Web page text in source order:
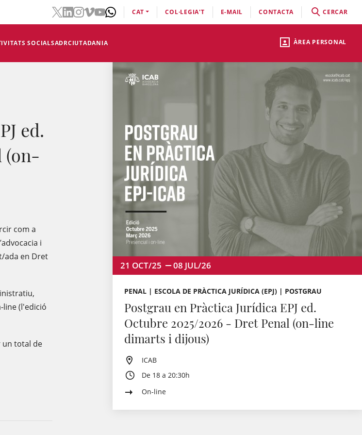
ÀREA PERSONAL
SOCIALSADRCIUTADANIA
CAT COL·LEGIA'T E-MAIL CONTACTA CERCAR
ed.
(on-
com a
i
ada en Dret
line (l'edició
un total de
21 OCT/25 08 JUL/26
PENAL | ESCOLA DE PRÀCTICA JURÍDICA (EPJ) | POSTGRAU
Postgrau en Pràctica Jurídica EPJ ed.
Octubre 2025/2026 - Dret Penal (on-line
dimarts i dijous)
ICAB
De 18 a 20:30h
On-line